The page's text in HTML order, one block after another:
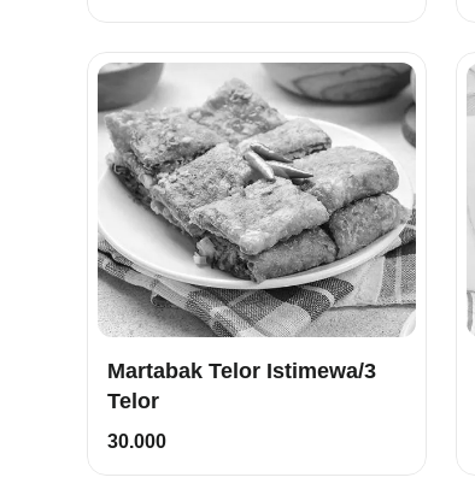
Martabak Telor Istimewa/3
Telor
30.000